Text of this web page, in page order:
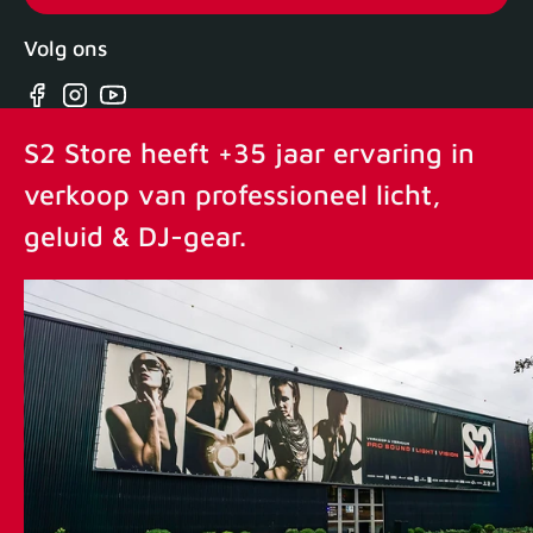
Volg ons
Facebook
Instagram
YouTube
S2 Store heeft +35 jaar ervaring in
verkoop van professioneel licht,
geluid & DJ-gear.